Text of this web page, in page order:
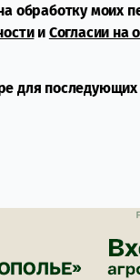
обработку моих
и Согласии на
для